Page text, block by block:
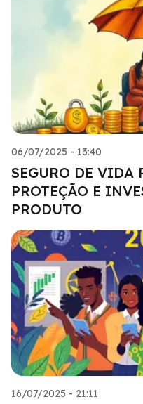
06/07/2025 - 13:40
SEGURO DE VIDA
PROTEÇÃO E
PRODUTO
16/07/2025 - 21:11